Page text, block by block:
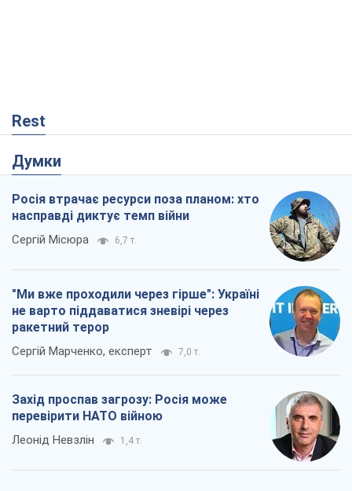
Rest
Думки
Росія втрачає ресурси поза планом: хто
насправді диктує темп війни
Сергій Місюра 6,7 т.
"Ми вже проходили через гірше": Україні
не варто піддаватися зневірі через
ракетний терор
Сергій Марченко, експерт 7,0 т.
Захід проспав загрозу: Росія може
перевірити НАТО війною
Леонід Невзлін 1,4 т.